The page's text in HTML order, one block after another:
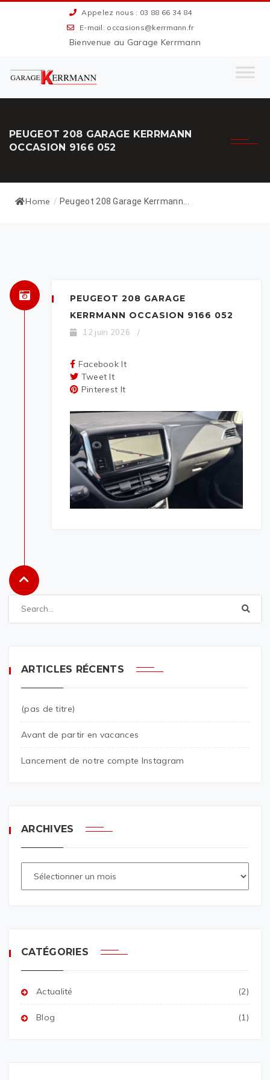
Appelez nous : 03 88 66 34 84
E-mail: occasions@kerrmann.fr
Bienvenue au Garage Kerrmann
PEUGEOT 208 GARAGE KERRMANN
OCCASION 9166 052
Home / Peugeot 208 Garage Kerrmann...
PEUGEOT 208 GARAGE
KERRMANN OCCASION 9166 052
12 juin 2026 /
Facebook It
Tweet It
Pinterest It
ARTICLES RÉCENTS
(pas de titre)
Avant de partir en vacances
Lancement de notre compte Instagram
ARCHIVES
CATÉGORIES
Actualité (2)
Blog (1)